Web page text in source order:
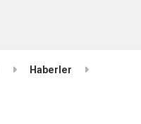
Haberler